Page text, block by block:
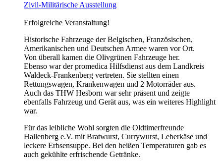
Zivil-Militärische Ausstellung
Erfolgreiche Veranstaltung!
Historische Fahrzeuge der Belgischen, Französischen,
Amerikanischen und Deutschen Armee waren vor Ort.
Von überall kamen die Olivgrünen Fahrzeuge her.
Ebenso war der promedica Hilfsdienst aus dem Landkreis
Waldeck-Frankenberg vertreten. Sie stellten einen
Rettungswagen, Krankenwagen und 2 Motorräder aus.
Auch das THW Hesborn war sehr präsent und zeigte
ebenfalls Fahrzeug und Gerät aus, was ein weiteres Highlight
war.
Für das leibliche Wohl sorgten die Oldtimerfreunde
Hallenberg e.V. mit Bratwurst, Currywurst, Leberkäse und
leckere Erbsensuppe. Bei den heißen Temperaturen gab es
auch gekühlte erfrischende Getränke.